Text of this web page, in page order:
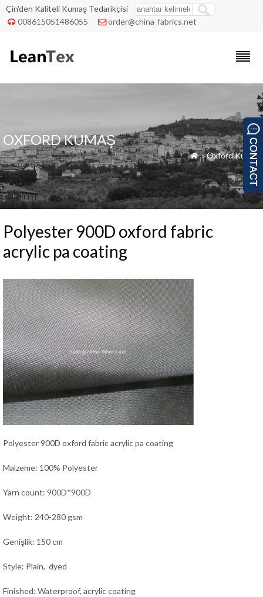
Çin'den Kaliteli Kumaş Tedarikçisi
 008615051486055  order@china-fabrics.net
OXFORD KUMAŞ
 »Oxford Kumaş
Polyester 900D oxford fabric
acrylic pa coating
Polyester 900D oxford fabric acrylic pa coating
Malzeme: 100% Polyester
Yarn count: 900D*900D
Weight: 240-280 gsm
Genişlik: 150 cm
Style: Plain, dyed
Finished: Waterproof, acrylic coating